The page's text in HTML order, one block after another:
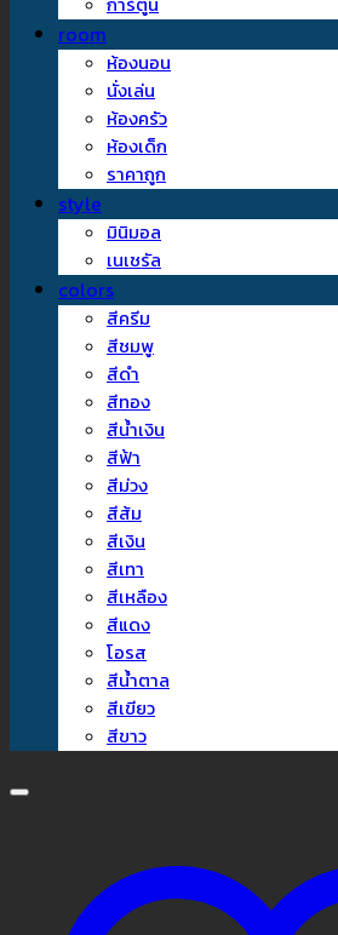
room
ห้องนอน
นั่งเล่น
ห้องครัว
ห้องเด็ก
ราคาถูก
style
มินิมอล
เนเชรัล
colors
สีครีม
สีชมพู
สีดำ
สีทอง
สีน้ำเงิน
สีฟ้า
สีม่วง
สีส้ม
สีเงิน
สีเทา
สีเหลือง
สีแดง
โอรส
สีน้ำตาล
สีเขียว
สีขาว